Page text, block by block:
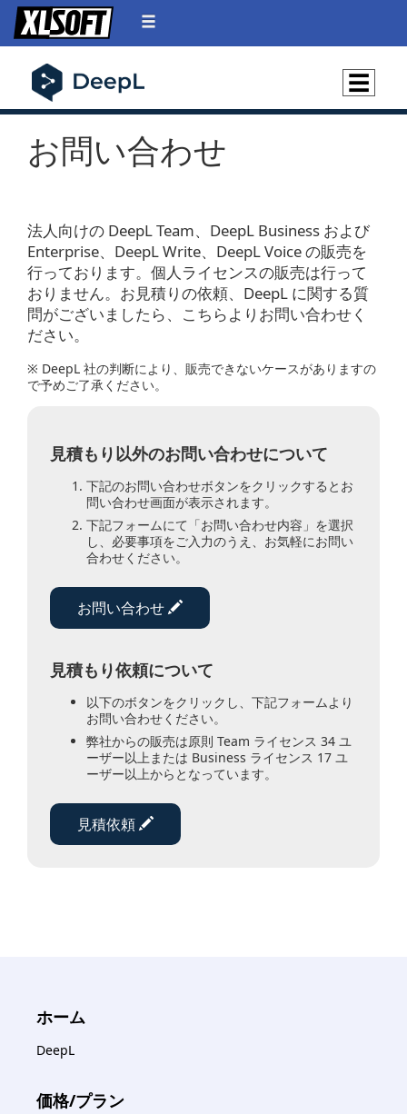
☰
お問い合わせ
法人向けの DeepL Team、DeepL Business および
Enterprise、DeepL Write、DeepL Voice の販売を
行っております。個人ライセンスの販売は行って
おりません。お見積りの依頼、DeepL に関する質
問がございましたら、こちらよりお問い合わせく
ださい。
※ DeepL 社の判断により、販売できないケースがありますの
で予めご了承ください。
見積もり以外のお問い合わせについて
下記のお問い合わせボタンをクリックするとお
問い合わせ画面が表示されます。
下記フォームにて「お問い合わせ内容」を選択
し、必要事項をご入力のうえ、お気軽にお問い
合わせください。
お問い合わせ
見積もり依頼について
以下のボタンをクリックし、下記フォームより
お問い合わせください。
弊社からの販売は原則 Team ライセンス 34 ユ
ーザー以上または Business ライセンス 17 ユ
ーザー以上からとなっています。
見積依頼
ホーム
DeepL
価格/プラン